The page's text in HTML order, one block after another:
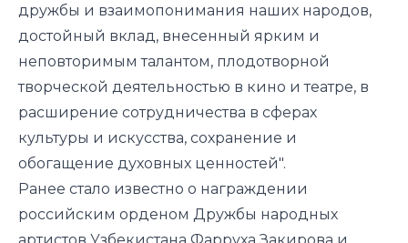
дружбы и взаимопонимания наших народов,
достойный вклад, внесенный ярким и
неповторимым талантом, плодотворной
творческой деятельностью в кино и театре, в
расширение сотрудничества в сферах
культуры и искусства, сохранение и
обогащение духовных ценностей".
Ранее стало известно о награждении
российским орденом Дружбы народных